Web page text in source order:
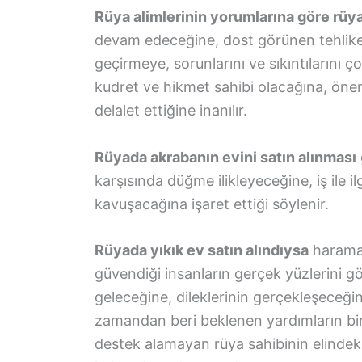
Rüya alimlerinin yorumlarına göre
devam edeceğine, dost görünen
geçirmeye, sorunlarını ve
kudret ve hikmet sahibi olacağına,
delalet ettiğine inanılır.
Rüyada akrabanın evini satın alınması
karşısında düğme ilikleyeceğine, iş ile
kavuşacağına işaret ettiği söylenir.
Rüyada yıkık ev satın alındıysa
güvendiği insanların gerçek yüzlerini
geleceğine, dileklerinin
zamandan beri beklenen yardımların
destek alamayan rüya sahibinin